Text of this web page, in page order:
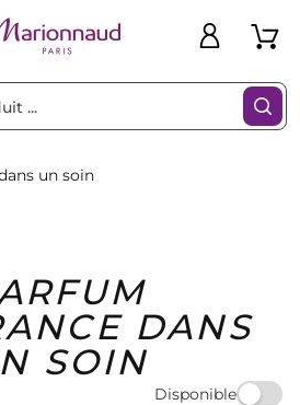
Marques Idées
Cadeaux
un soin
DANS
SOIN
Disponible
Filtres